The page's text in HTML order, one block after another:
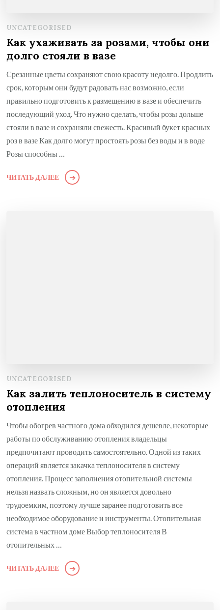
UNCATEGORISED
Как ухаживать за розами, чтобы они
долго стояли в вазе
Срезанные цветы сохраняют свою красоту недолго. Продлить
срок, которым они будут радовать нас возможно, если
правильно подготовить к размещению в вазе и обеспечить
последующий уход. Что нужно сделать, чтобы розы дольше
стояли в вазе и сохраняли свежесть. Красивый букет красных
роз в вазе Как долго могут простоять розы без воды и в воде
Розы способны …
ЧИТАТЬ ДАЛЕЕ
UNCATEGORISED
Как залить теплоноситель в систему
отопления
Чтобы обогрев частного дома обходился дешевле, некоторые
работы по обслуживанию отопления владельцы
предпочитают проводить самостоятельно. Одной из таких
операций является закачка теплоносителя в систему
отопления. Процесс заполнения отопительной системы
нельзя назвать сложным, но он является довольно
трудоемким, поэтому лучше заранее подготовить все
необходимое оборудование и инструменты. Отопительная
система в частном доме Выбор теплоносителя В
отопительных …
ЧИТАТЬ ДАЛЕЕ